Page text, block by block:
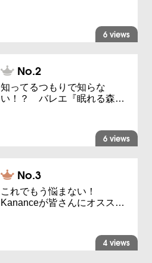
6 views
知ってるつもりで知らな
い！？ バレエ『眠れる森…
6 views
これでもう悩まない！
Kananceが皆さんにオスス…
4 views